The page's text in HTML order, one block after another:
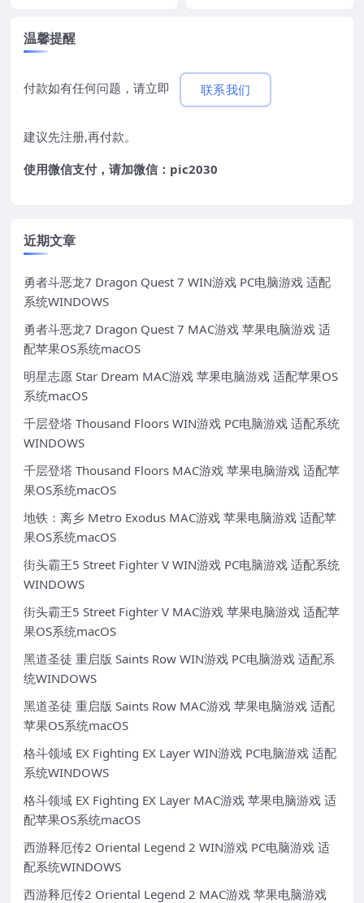
温馨提醒
付款如有任何问题，请立即 联系我们
建议先注册,再付款。
使用微信支付，请加微信：pic2030
近期文章
勇者斗恶龙7 Dragon Quest 7 WIN游戏 PC电脑游戏 适配
系统WINDOWS
勇者斗恶龙7 Dragon Quest 7 MAC游戏 苹果电脑游戏 适
配苹果OS系统macOS
明星志愿 Star Dream MAC游戏 苹果电脑游戏 适配苹果OS
系统macOS
千层登塔 Thousand Floors WIN游戏 PC电脑游戏 适配系统
WINDOWS
千层登塔 Thousand Floors MAC游戏 苹果电脑游戏 适配苹
果OS系统macOS
地铁：离乡 Metro Exodus MAC游戏 苹果电脑游戏 适配苹
果OS系统macOS
街头霸王5 Street Fighter V WIN游戏 PC电脑游戏 适配系统
WINDOWS
街头霸王5 Street Fighter V MAC游戏 苹果电脑游戏 适配苹
果OS系统macOS
黑道圣徒 重启版 Saints Row WIN游戏 PC电脑游戏 适配系
统WINDOWS
黑道圣徒 重启版 Saints Row MAC游戏 苹果电脑游戏 适配
苹果OS系统macOS
格斗领域 EX Fighting EX Layer WIN游戏 PC电脑游戏 适配
系统WINDOWS
格斗领域 EX Fighting EX Layer MAC游戏 苹果电脑游戏 适
配苹果OS系统macOS
西游释厄传2 Oriental Legend 2 WIN游戏 PC电脑游戏 适
配系统WINDOWS
西游释厄传2 Oriental Legend 2 MAC游戏 苹果电脑游戏